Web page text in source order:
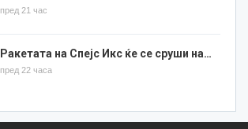
пред 21 час
Ракетата на Спејс Икс ќе се сруши на…
пред 22 часа